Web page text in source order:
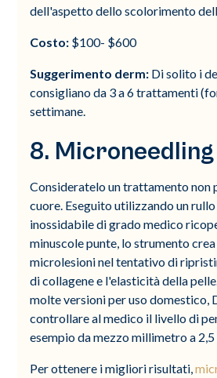
dell'aspetto dello scolorimento
Costo: $100- $600
Suggerimento derm: Di solito i
consigliano da 3 a 6 trattamenti
settimane.
8. Microneedling
Consideratelo un trattamento non
cuore. Eseguito utilizzando un
inossidabile di grado medico
minuscole punte, lo strumento
microlesioni nel tentativo di
di collagene e l'elasticità della
molte versioni per uso domestico,
controllare al medico il livello di
esempio da mezzo millimetro a
Per ottenere i migliori risultati,